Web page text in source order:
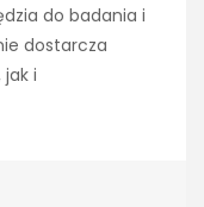
do badania i
dostarcza
i